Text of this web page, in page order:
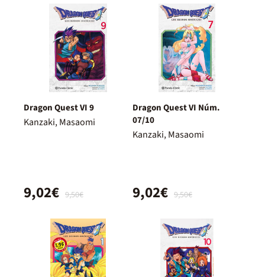
Dragon Quest VI 9
Kanzaki, Masaomi
9,50€
9,02€
Dragon Quest VI Núm.
07/10
Kanzaki, Masaomi
9,50€
9,02€